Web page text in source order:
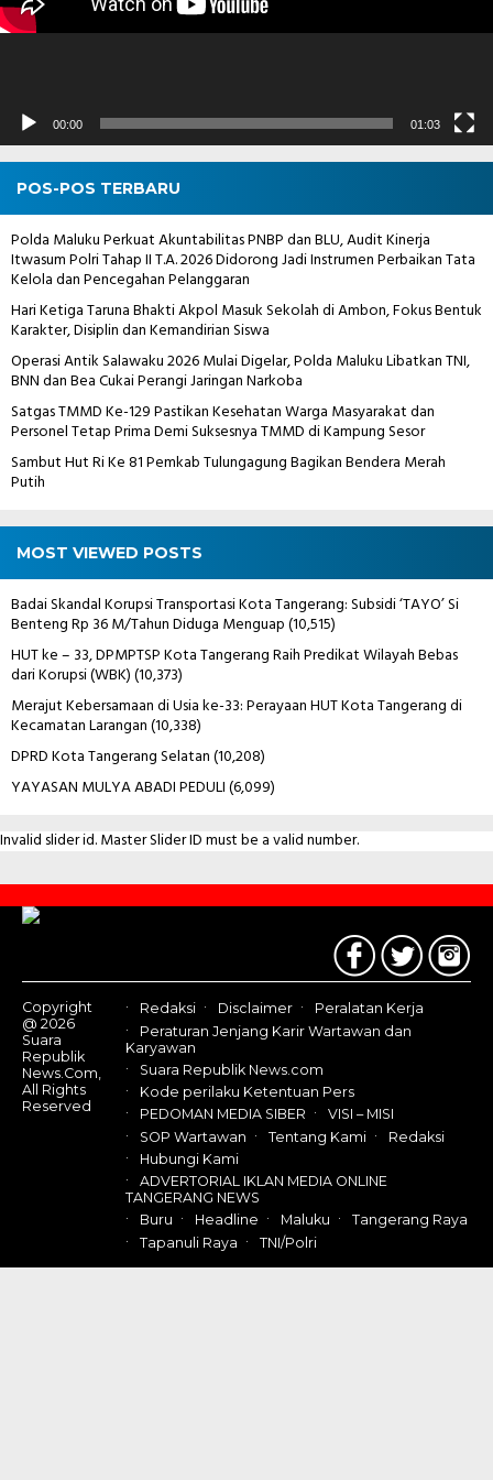
00:00 01:03
POS-POS TERBARU
Polda Maluku Perkuat Akuntabilitas PNBP dan BLU, Audit Kinerja
Itwasum Polri Tahap II T.A. 2026 Didorong Jadi Instrumen Perbaikan Tata
Kelola dan Pencegahan Pelanggaran
Hari Ketiga Taruna Bhakti Akpol Masuk Sekolah di Ambon, Fokus Bentuk
Karakter, Disiplin dan Kemandirian Siswa
Operasi Antik Salawaku 2026 Mulai Digelar, Polda Maluku Libatkan TNI,
BNN dan Bea Cukai Perangi Jaringan Narkoba
Satgas TMMD Ke-129 Pastikan Kesehatan Warga Masyarakat dan
Personel Tetap Prima Demi Suksesnya TMMD di Kampung Sesor
Sambut Hut Ri Ke 81 Pemkab Tulungagung Bagikan Bendera Merah
Putih
MOST VIEWED POSTS
Badai Skandal Korupsi Transportasi Kota Tangerang: Subsidi ‘TAYO’ Si
Benteng Rp 36 M/Tahun Diduga Menguap(10,515)
HUT ke – 33, DPMPTSP Kota Tangerang Raih Predikat Wilayah Bebas
dari Korupsi (WBK)(10,373)
Merajut Kebersamaan di Usia ke-33: Perayaan HUT Kota Tangerang di
Kecamatan Larangan(10,338)
DPRD Kota Tangerang Selatan(10,208)
YAYASAN MULYA ABADI PEDULI(6,099)
Invalid slider id. Master Slider ID must be a valid number.
Contact
Us
Copyright
@ 2026
Suara
Republik
News.Com,
All Rights
Reserved
Redaksi Disclaimer
Peralatan Kerja
Peraturan Jenjang Karir Wartawan dan
Karyawan
Suara Republik News.com
Kode perilaku Ketentuan Pers
PEDOMAN MEDIA SIBER
VISI – MISI
SOP Wartawan
Tentang Kami
Redaksi
Hubungi Kami
ADVERTORIAL IKLAN MEDIA ONLINE
TANGERANG NEWS
Buru
Headline Maluku
Tangerang Raya
Tapanuli Raya
TNI/Polri